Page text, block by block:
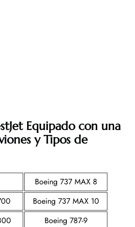
Equipado con una
y Tipos de
Boeing 737 MAX 8
Boeing 737 MAX 10
Boeing 787-9